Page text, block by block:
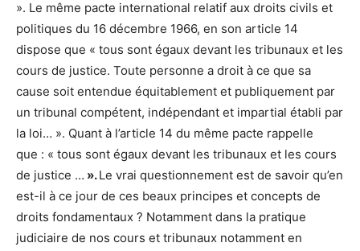
». Le même pacte international relatif aux droits civils et
politiques du 16 décembre 1966, en son article 14
dispose que « tous sont égaux devant les tribunaux et les
cours de justice. Toute personne a droit à ce que sa
cause soit entendue équitablement et publiquement par
un tribunal compétent, indépendant et impartial établi par
la loi… ». Quant à l’article 14 du même pacte rappelle
que : « tous sont égaux devant les tribunaux et les cours
de justice … ».Le vrai questionnement est de savoir qu’en
est-il à ce jour de ces beaux principes et concepts de
droits fondamentaux ? Notamment dans la pratique
judiciaire de nos cours et tribunaux notamment en